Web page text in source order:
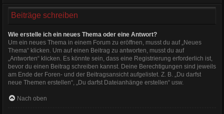
Beiträge schreiben
Wie erstelle ich ein neues Thema oder eine Antwort?
Um ein neues Thema in einem Forum zu eröffnen, musst du auf „Neues
Thema“ klicken. Um auf einen Beitrag zu antworten, musst du auf
„Antworten“ klicken. Es könnte sein, dass eine Registrierung erforderlich ist,
bevor du einen Beitrag schreiben kannst. Deine Berechtigungen sind jeweils
am Ende der Foren- und der Beitragsansicht aufgelistet. Z. B. „Du darfst
neue Themen erstellen“, „Du darfst Dateianhänge erstellen“ usw.
Nach oben